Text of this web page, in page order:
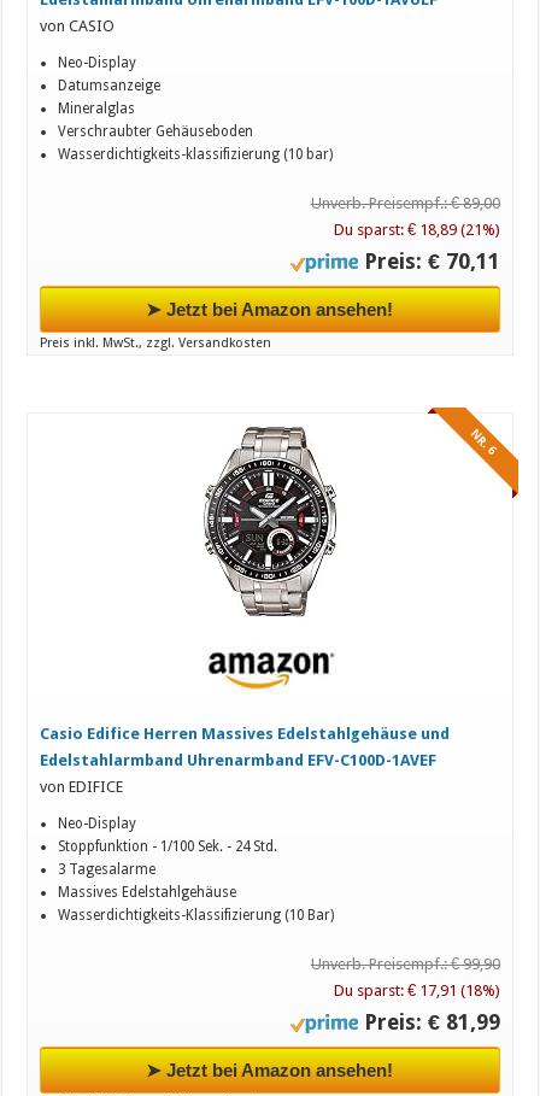
von CASIO
Neo-Display
Datumsanzeige
Mineralglas
Verschraubter Gehäuseboden
Wasserdichtigkeits-klassifizierung (10 bar)
Unverb. Preisempf.: € 89,00
Du sparst: € 18,89 (21%)
Preis: € 70,11
➤ Jetzt bei Amazon ansehen!
Preis inkl. MwSt., zzgl. Versandkosten
NR. 6
Casio Edifice Herren Massives Edelstahlgehäuse und
Edelstahlarmband Uhrenarmband EFV-C100D-1AVEF
von EDIFICE
Neo-Display
Stoppfunktion - 1/100 Sek. - 24 Std.
3 Tagesalarme
Massives Edelstahlgehäuse
Wasserdichtigkeits-Klassifizierung (10 Bar)
Unverb. Preisempf.: € 99,90
Du sparst: € 17,91 (18%)
Preis: € 81,99
➤ Jetzt bei Amazon ansehen!